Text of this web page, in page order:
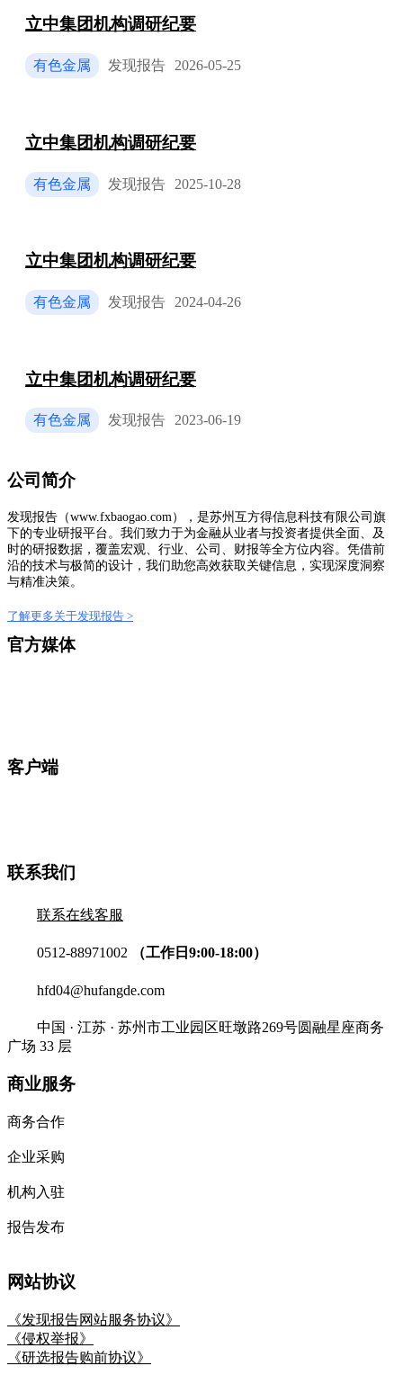
立中集团机构调研纪要
有色金属 发现报告 2026-05-25
立中集团机构调研纪要
有色金属 发现报告 2025-10-28
立中集团机构调研纪要
有色金属 发现报告 2024-04-26
立中集团机构调研纪要
有色金属 发现报告 2023-06-19
公司简介
发现报告（www.fxbaogao.com），是苏州互方得信息科技有限公司旗
下的专业研报平台。我们致力于为金融从业者与投资者提供全面、及
时的研报数据，覆盖宏观、行业、公司、财报等全方位内容。凭借前
沿的技术与极简的设计，我们助您高效获取关键信息，实现深度洞察
与精准决策。
了解更多关于发现报告 >
官方媒体
客户端
联系我们
联系在线客服
0512-88971002 （工作日9:00-18:00）
hfd04@hufangde.com
中国 · 江苏 · 苏州市工业园区旺墩路269号圆融星座商务
广场 33 层
商业服务
商务合作
企业采购
机构入驻
报告发布
网站协议
《发现报告网站服务协议》
《侵权举报》
《研选报告购前协议》